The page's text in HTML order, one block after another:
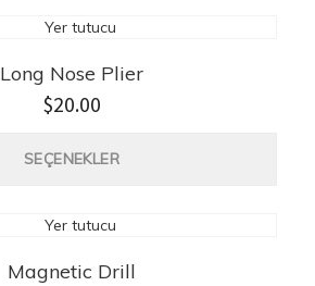
Long Nose Plier
$20.00
SEÇENEKLER
Magnetic Drill